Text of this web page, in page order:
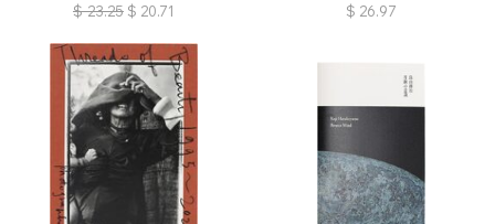
$ 23.25 $ 20.71
$ 26.97